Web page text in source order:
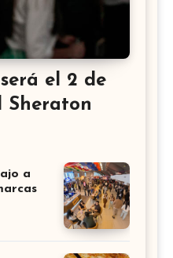
el 2 de
Sheraton
a